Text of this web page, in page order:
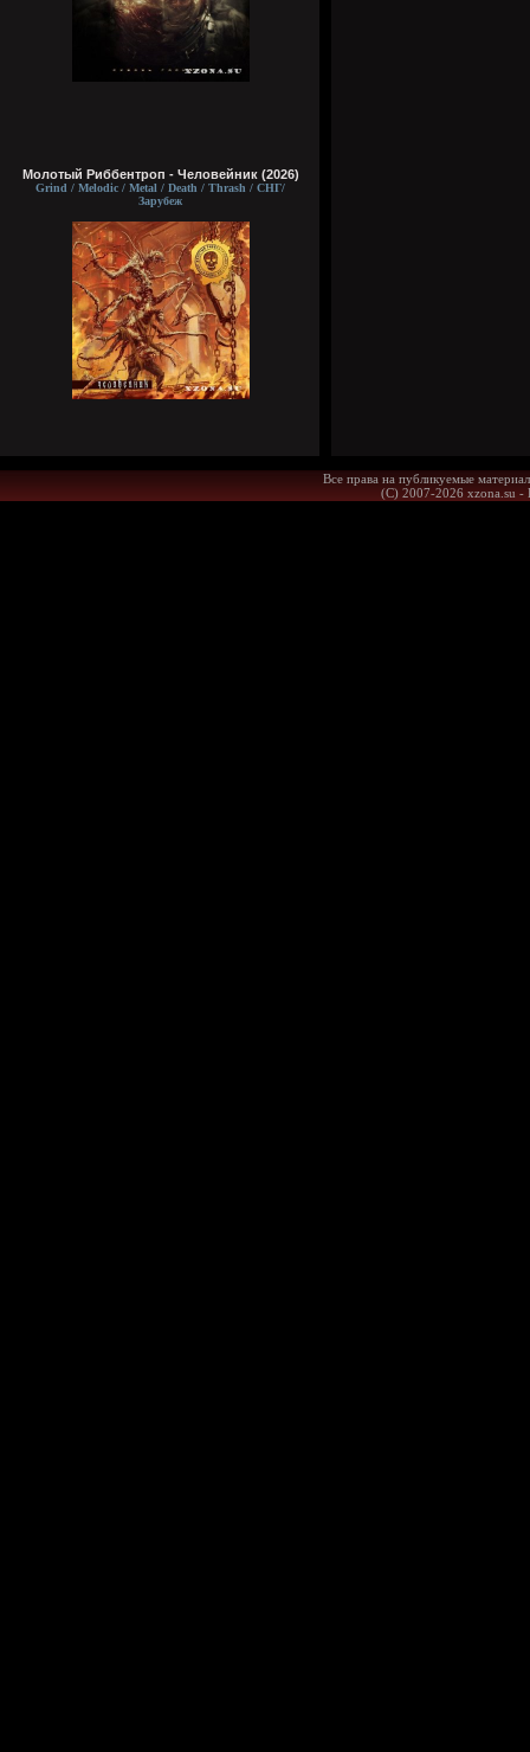
Молотый Риббентроп - Человейник (2026)
Grind / Melodic / Metal / Death / Thrash / СНГ/
Зарубеж
Все права на публикуемые
(С) 2007-2026 xzona.su -